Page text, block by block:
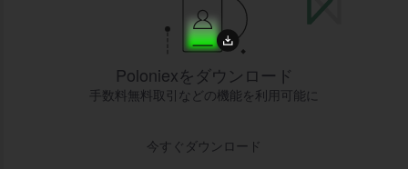
Poloniexをダウンロード
手数料無料取引などの機能を利用可能に
今すぐダウンロード